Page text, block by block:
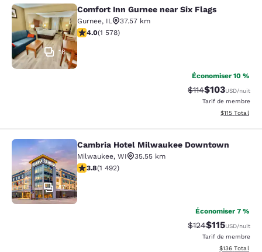
Comfort Inn Gurnee near Six Flags
16
Comfort Inn Gurnee near Six Flags
Gurnee, IL
37.57 km
4.01 étoiles. Très bon. 1578 commentaires
4.0(1 578)
Économiser 10 %
Tarif barré :
$114Tarif réduit :
$103USD/nuit
Tarif de membre
Afficher les
$115 Total
Cambria Hotel Milwaukee
47
Cambria Hotel Milwaukee Downtown
Milwaukee, WI
35.55 km
3.81 étoiles. Bien. 1492 commentaires
3.8(1 492)
Économiser 7 %
Tarif barré :
$124Tarif réduit :
$115USD/nuit
Tarif de membre
Afficher les
$136 Total